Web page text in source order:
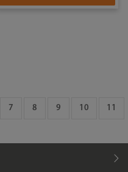
7 8 9 10 11